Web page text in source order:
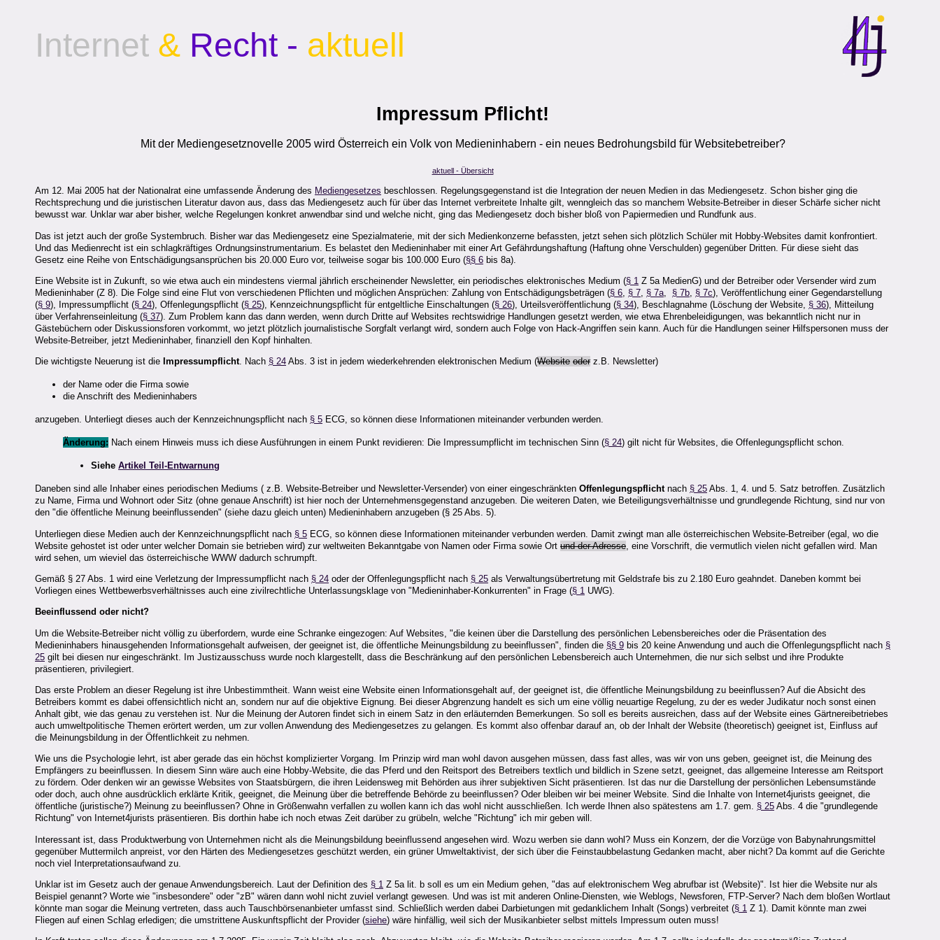
Internet & Recht - aktuell
Impressum Pflicht!
Mit der Mediengesetznovelle 2005 wird Österreich ein Volk von Medieninhabern - ein neues Bedrohungsbild für Websitebetreiber?
aktuell - Übersicht
Am 12. Mai 2005 hat der Nationalrat eine umfassende Änderung des Mediengesetzes beschlossen. Regelungsgegenstand ist die Integration der neuen Medien in das Mediengesetz. Schon bisher ging die
Rechtsprechung und die juristischen Literatur davon aus, dass das Mediengesetz auch für über das Internet verbreitete Inhalte gilt, wenngleich das so manchem Website-Betreiber in dieser Schärfe sicher nicht
bewusst war. Unklar war aber bisher, welche Regelungen konkret anwendbar sind und welche nicht, ging das Mediengesetz doch bisher bloß von Papiermedien und Rundfunk aus.
Das ist jetzt auch der große Systembruch. Bisher war das Mediengesetz eine Spezialmaterie, mit der sich Medienkonzerne befassten, jetzt sehen sich plötzlich Schüler mit Hobby-Websites damit konfrontiert.
Und das Medienrecht ist ein schlagkräftiges Ordnungsinstrumentarium. Es belastet den Medieninhaber mit einer Art Gefährdungshaftung (Haftung ohne Verschulden) gegenüber Dritten. Für diese sieht das
Gesetz eine Reihe von Entschädigungsansprüchen bis 20.000 Euro vor, teilweise sogar bis 100.000 Euro (§§ 6 bis 8a).
Eine Website ist in Zukunft, so wie etwa auch ein mindestens viermal jährlich erscheinender Newsletter, ein periodisches elektronisches Medium (§ 1 Z 5a MedienG) und der Betreiber oder Versender wird zum
Medieninhaber (Z 8). Die Folge sind eine Flut von verschiedenen Pflichten und möglichen Ansprüchen: Zahlung von Entschädigungsbeträgen (§ 6 § 7 § 7a § 7b § 7c), Veröffentlichung einer Gegendarstellung
(§ 9), Impressumpflicht (§ 24), Offenlegungspflicht (§ 25), Kennzeichnungspflicht für entgeltliche Einschaltungen (§ 26), Urteilsveröffentlichung (§ 34), Beschlagnahme (Löschung der Website, § 36), Mitteilung
über Verfahrenseinleitung (§ 37). Zum Problem kann das dann werden, wenn durch Dritte auf Websites rechtswidrige Handlungen gesetzt werden, wie etwa Ehrenbeleidigungen, was bekanntlich nicht nur in
Gästebüchern oder Diskussionsforen vorkommt, wo jetzt plötzlich journalistische Sorgfalt verlangt wird, sondern auch Folge von Hack-Angriffen sein kann. Auch für die Handlungen seiner Hilfspersonen muss der
Website-Betreiber, jetzt Medieninhaber, finanziell den Kopf hinhalten.
Die wichtigste Neuerung ist die Impressumpflicht. Nach § 24 Abs. 3 ist in jedem wiederkehrenden elektronischen Medium (Website oderz.B. Newsletter)
der Name oder die Firma sowie
die Anschrift des Medieninhabers
anzugeben. Unterliegt dieses auch der Kennzeichnungspflicht nach § 5 ECG, so können diese Informationen miteinander verbunden werden.
Änderung: Nach einem Hinweis muss ich diese Ausführungen in einem Punkt revidieren: Die Impressumpflicht im technischen Sinn (§ 24) gilt nicht für Websites, die Offenlegungspflicht schon.
Siehe Artikel Teil-Entwarnung
Daneben sind alle Inhaber eines periodischen Mediums ( z.B. Website-Betreiber und Newsletter-Versender) von einer eingeschränkten Offenlegungspflichtnach § 25 Abs. 1, 4. und 5. Satz betroffen. Zusätzlich
zu Name, Firma und Wohnort oder Sitz (ohne genaue Anschrift) ist hier noch der Unternehmensgegenstand anzugeben. Die weiteren Daten, wie Beteiligungsverhältnisse und grundlegende Richtung, sind nur von
den "die öffentliche Meinung beeinflussenden" (siehe dazu gleich unten) Medieninhabern anzugeben (§ 25 Abs. 5).
Unterliegen diese Medien auch der Kennzeichnungspflicht nach § 5 ECG, so können diese Informationen miteinander verbunden werden. Damit zwingt man alle österreichischen Website-Betreiber (egal, wo die
Website gehostet ist oder unter welcher Domain sie betrieben wird) zur weltweiten Bekanntgabe von Namen oder Firma sowie Ort und der Adresse , eine Vorschrift, die vermutlich vielen nicht gefallen wird. Man
wird sehen, um wieviel das österreichische WWW dadurch schrumpft.
Gemäß § 27 Abs. 1 wird eine Verletzung der Impressumpflicht nach § 24 oder der Offenlegungspflicht nach § 25 als Verwaltungsübertretung mit Geldstrafe bis zu 2.180 Euro geahndet. Daneben kommt bei
Vorliegen eines Wettbewerbsverhältnisses auch eine zivilrechtliche Unterlassungsklage von "Medieninhaber-Konkurrenten" in Frage (§ 1 UWG).
Beeinflussend oder nicht?
Um die Website-Betreiber nicht völlig zu überfordern, wurde eine Schranke eingezogen: Auf Websites, "die keinen über die Darstellung des persönlichen Lebensbereiches oder die Präsentation des
Medieninhabers hinausgehenden Informationsgehalt aufweisen, der geeignet ist, die öffentliche Meinungsbildung zu beeinflussen", finden die §§ 9 bis 20 keine Anwendung und auch die Offenlegungspflicht nach §
25 gilt bei diesen nur eingeschränkt. Im Justizausschuss wurde noch klargestellt, dass die Beschränkung auf den persönlichen Lebensbereich auch Unternehmen, die nur sich selbst und ihre Produkte
präsentieren, privilegiert.
Das erste Problem an dieser Regelung ist ihre Unbestimmtheit. Wann weist eine Website einen Informationsgehalt auf, der geeignet ist, die öffentliche Meinungsbildung zu beeinflussen? Auf die Absicht des
Betreibers kommt es dabei offensichtlich nicht an, sondern nur auf die objektive Eignung. Bei dieser Abgrenzung handelt es sich um eine völlig neuartige Regelung, zu der es weder Judikatur noch sonst einen
Anhalt gibt, wie das genau zu verstehen ist. Nur die Meinung der Autoren findet sich in einem Satz in den erläuternden Bemerkungen. So soll es bereits ausreichen, dass auf der Website eines Gärtnereibetriebes
auch umweltpolitische Themen erörtert werden, um zur vollen Anwendung des Mediengesetzes zu gelangen. Es kommt also offenbar darauf an, ob der Inhalt der Website (theoretisch) geeignet ist, Einfluss auf
die Meinungsbildung in der Öffentlichkeit zu nehmen.
Wie uns die Psychologie lehrt, ist aber gerade das ein höchst komplizierter Vorgang. Im Prinzip wird man wohl davon ausgehen müssen, dass fast alles, was wir von uns geben, geeignet ist, die Meinung des
Empfängers zu beeinflussen. In diesem Sinn wäre auch eine Hobby-Website, die das Pferd und den Reitsport des Betreibers textlich und bildlich in Szene setzt, geeignet, das allgemeine Interesse am Reitsport
zu fördern. Oder denken wir an gewisse Websites von Staatsbürgern, die ihren Leidensweg mit Behörden aus ihrer subjektiven Sicht präsentieren. Ist das nur die Darstellung der persönlichen Lebensumstände
oder doch, auch ohne ausdrücklich erklärte Kritik, geeignet, die Meinung über die betreffende Behörde zu beeinflussen? Oder bleiben wir bei meiner Website. Sind die Inhalte von Internet4jurists geeignet, die
öffentliche (juristische?) Meinung zu beeinflussen? Ohne in Größenwahn verfallen zu wollen kann ich das wohl nicht ausschließen. Ich werde Ihnen also spätestens am 1.7. gem. § 25 Abs. 4 die "grundlegende
Richtung" von Internet4jurists präsentieren. Bis dorthin habe ich noch etwas Zeit darüber zu grübeln, welche "Richtung" ich mir geben will.
Interessant ist, dass Produktwerbung von Unternehmen nicht als die Meinungsbildung beeinflussend angesehen wird. Wozu werben sie dann wohl? Muss ein Konzern, der die Vorzüge von Babynahrungsmittel
gegenüber Muttermilch anpreist, vor den Härten des Mediengesetzes geschützt werden, ein grüner Umweltaktivist, der sich über die Feinstaubbelastung Gedanken macht, aber nicht? Da kommt auf die Gerichte
noch viel Interpretationsaufwand zu.
Unklar ist im Gesetz auch der genaue Anwendungsbereich. Laut der Definition des § 1 Z 5a lit. b soll es um ein Medium gehen, "das auf elektronischem Weg abrufbar ist (Website)". Ist hier die Website nur als
Beispiel genannt? Worte wie "insbesondere" oder "zB" wären dann wohl nicht zuviel verlangt gewesen. Und was ist mit anderen Online-Diensten, wie Weblogs, Newsforen, FTP-Server? Nach dem bloßen Wortlaut
könnte man sogar die Meinung vertreten, dass auch Tauschbörsenanbieter umfasst sind. Schließlich werden dabei Darbietungen mit gedanklichem Inhalt (Songs) verbreitet (§ 1 Z 1). Damit könnte man zwei
Fliegen auf einen Schlag erledigen; die umstrittene Auskunftspflicht der Provider (siehe) wäre hinfällig, weil sich der Musikanbieter selbst mittels Impressum outen muss!